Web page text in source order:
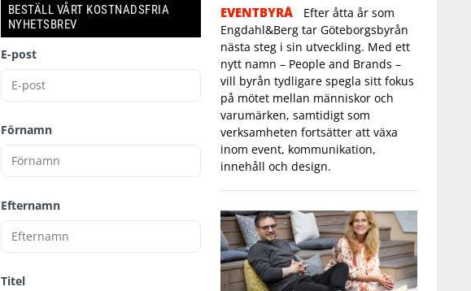
BESTÄLL VÅRT KOSTNADSFRIA
NYHETSBREV
E-post
Förnamn
Efternamn
Titel
EVENTBYRÅ
Efter åtta år som
Engdahl&Berg tar Göteborgsbyrån
nästa steg i sin utveckling. Med ett
nytt namn – People and Brands –
vill byrån tydligare spegla sitt fokus
på mötet mellan människor och
varumärken, samtidigt som
verksamheten fortsätter att växa
inom event, kommunikation,
innehåll och design.